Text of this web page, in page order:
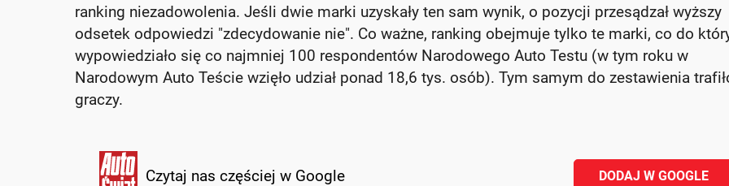
ranking niezadowolenia. Jeśli dwie marki uzyskały ten sam wynik, o pozycji przesądzał wyższy
odsetek odpowiedzi "zdecydowanie nie". Co ważne, ranking obejmuje tylko te marki, co do
wypowiedziało się co najmniej 100 respondentów Narodowego Auto Testu (w tym roku w
Narodowym Auto Teście wzięło udział ponad 18,6 tys. osób). Tym samym do zestawienia
graczy.
Czytaj nas częściej w Google DODAJ W GOOGLE